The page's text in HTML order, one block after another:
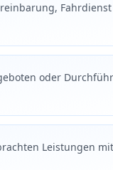
oder
Leistungen